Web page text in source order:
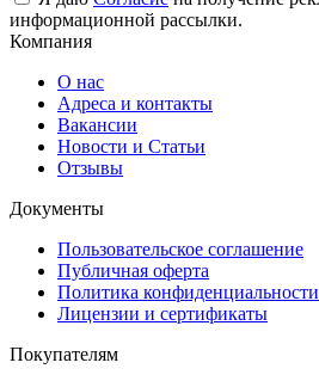
информационной рассылки.
Компания
О нас
Адреса и контакты
Вакансии
Новости и Статьи
Отзывы
Документы
Пользовательское соглашение
Публичная оферта
Политика конфиденциальности
Лицензии и сертификаты
Покупателям